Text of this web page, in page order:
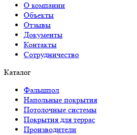
О компании
Объекты
Отзывы
Документы
Контакты
Сотрудничество
Каталог
Фальшпол
Напольные покрытия
Потолочные системы
Покрытия для террас
Производители